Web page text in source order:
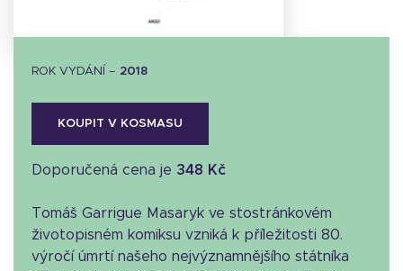
ROK VYDÁNÍ – 2018
KOUPIT V KOSMASU
Doporučená cena je 348 Kč
Tomáš Garrigue Masaryk ve stostránkovém
životopisném komiksu vzniká k příležitosti 80.
výročí úmrtí našeho nejvýznamnějšího státníka